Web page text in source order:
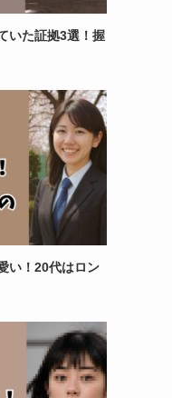
いた証拠3選！握
い！20代はロン